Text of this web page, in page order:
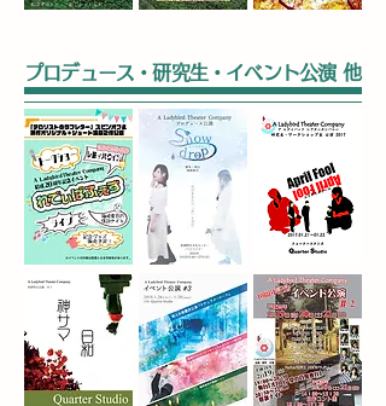
プロデュース・研究生・イベント公演 他